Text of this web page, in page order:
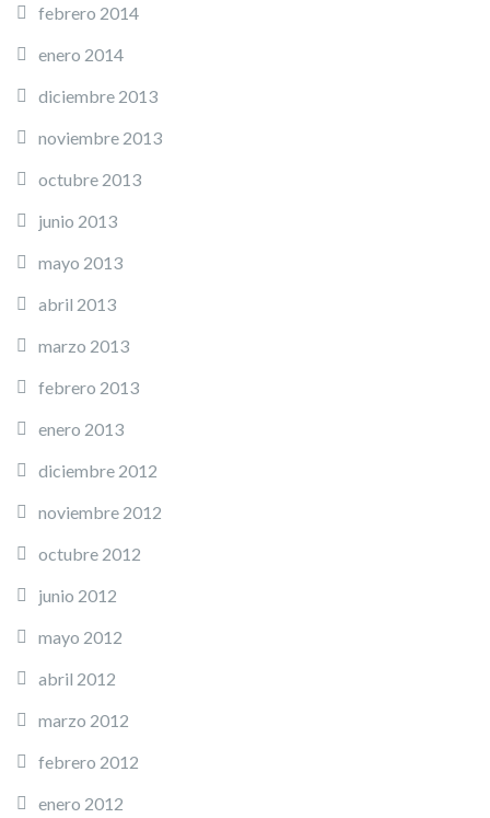
febrero 2014
enero 2014
diciembre 2013
noviembre 2013
octubre 2013
junio 2013
mayo 2013
abril 2013
marzo 2013
febrero 2013
enero 2013
diciembre 2012
noviembre 2012
octubre 2012
junio 2012
mayo 2012
abril 2012
marzo 2012
febrero 2012
enero 2012